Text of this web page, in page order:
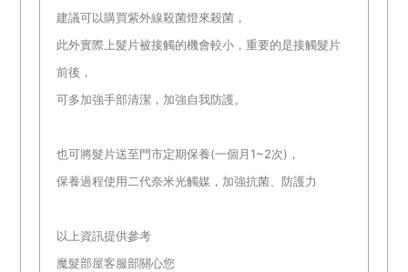
建議可以購買紫外線殺菌燈來殺菌，
此外實際上髮片被接觸的機會較小，重要的是接觸髮片
前後，
可多加強手部清潔，加強自我防護。
也可將髮片送至門市定期保養(一個月1~2次)，
保養過程使用二代奈米光觸媒，加強抗菌、防護力
以上資訊提供參考
魔髮部屋客服部關心您